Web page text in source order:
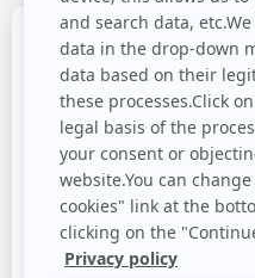
Si tienes alguna
sección de libros